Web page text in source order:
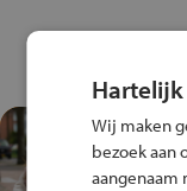
Hartelijk
Wij maken
bezoek aan
aangenaam